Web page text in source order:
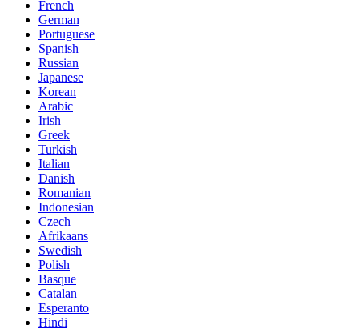
French
German
Portuguese
Spanish
Russian
Japanese
Korean
Arabic
Irish
Greek
Turkish
Italian
Danish
Romanian
Indonesian
Czech
Afrikaans
Swedish
Polish
Basque
Catalan
Esperanto
Hindi